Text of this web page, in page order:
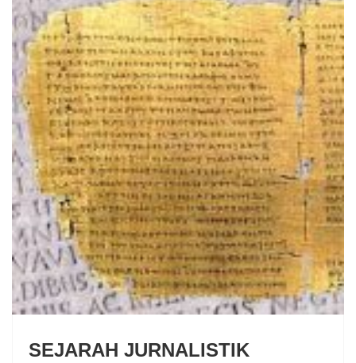
SEJARAH JURNALISTIK